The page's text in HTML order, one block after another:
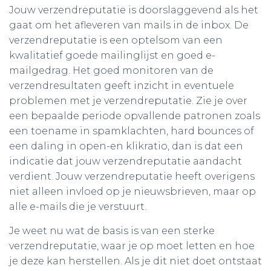
Jouw verzendreputatie is doorslaggevend als het
gaat om het afleveren van mails in de inbox. De
verzendreputatie is een optelsom van een
kwalitatief goede mailinglijst en goed e-
mailgedrag. Het goed monitoren van de
verzendresultaten geeft inzicht in eventuele
problemen met je verzendreputatie. Zie je over
een bepaalde periode opvallende patronen zoals
een toename in spamklachten, hard bounces of
een daling in open-en klikratio, dan is dat een
indicatie dat jouw verzendreputatie aandacht
verdient. Jouw verzendreputatie heeft overigens
niet alleen invloed op je nieuwsbrieven, maar op
alle e-mails die je verstuurt.
Je weet nu wat de basis is van een sterke
verzendreputatie, waar je op moet letten en hoe
je deze kan herstellen. Als je dit niet doet ontstaat